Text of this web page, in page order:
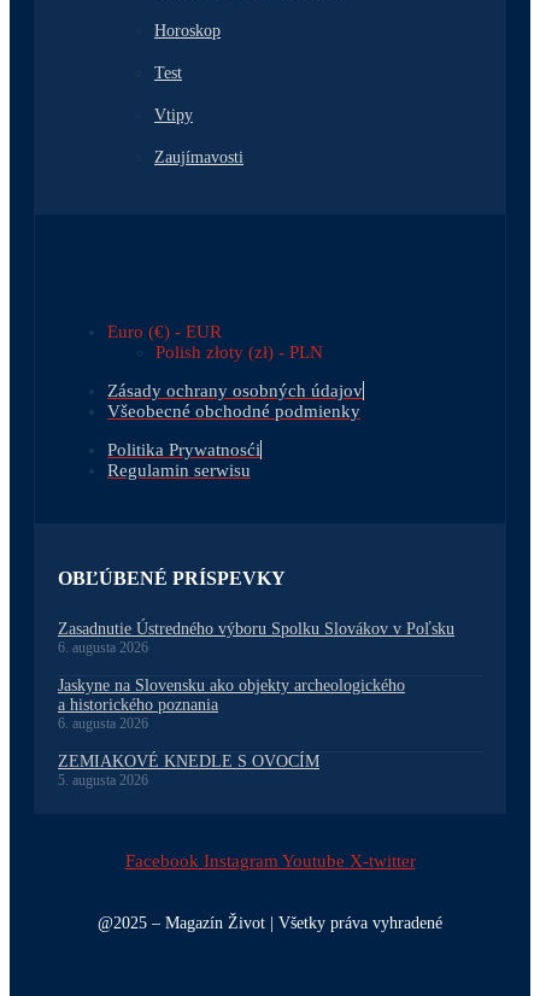
Horoskop
Test
Vtipy
Zaujímavosti
Euro (€) - EUR
Polish złoty (zł) - PLN
Zásady ochrany osobných údajov
Všeobecné obchodné podmienky
Politika Prywatnosći
Regulamin serwisu
OBĽÚBENÉ PRÍSPEVKY
Zasadnutie Ústredného výboru Spolku Slovákov v Poľsku
6. augusta 2026
Jaskyne na Slovensku ako objekty archeologického
a historického poznania
6. augusta 2026
ZEMIAKOVÉ KNEDLE S OVOCÍM
5. augusta 2026
Facebook Instagram Youtube X-twitter
@2025 – Magazín Život | Všetky práva vyhradené